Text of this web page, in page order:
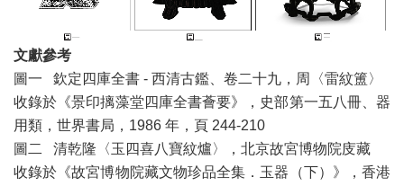
文獻參考
圖一 欽定四庫全書 - 西清古鑑、卷二十九，周〈雷紋簠〉
收錄於《景印摛藻堂四庫全書薈要》，史部第一五八冊、器
用類，世界書局，1986 年，頁 244-210
圖二 清乾隆〈玉四喜八寶紋爐〉，北京故宮博物院庋藏
收錄於《故宮博物院藏文物珍品全集．玉器（下）》，香港